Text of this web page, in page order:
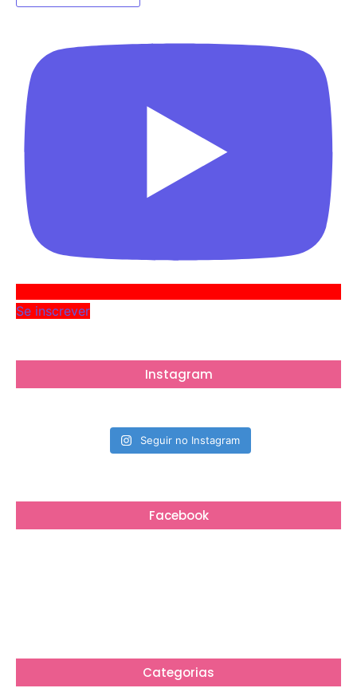
Se inscrever
Instagram
Seguir no Instagram
Facebook
Categorias